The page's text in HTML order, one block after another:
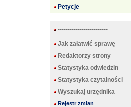
Petycje
-------------------------
Jak załatwić sprawę
Redaktorzy strony
Statystyka odwiedzin
Statystyka czytalności
Wyszukaj urzędnika
Rejestr zmian